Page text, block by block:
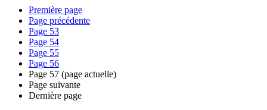
Première page
Page précédente
Page 53
Page 54
Page 55
Page 56
Page 57 (page actuelle)
Page suivante
Dernière page